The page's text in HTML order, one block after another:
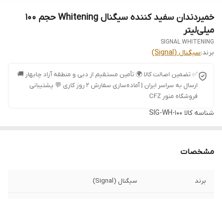
خمیردندان سفید کننده سیگنال Whitening حجم 100
میلی‌لیتر
SIGNAL WHITENING
برند:سیگنال (Signal)
✅ تضمین اصالت کالا 🌍 تأمین مستقیم از دبی و منطقه آزاد چابهار 🚚
ارسال به سراسر ایران | آماده‌سازی سفارش ۲ روز کاری 💬 پشتیبانی
فروشگاه منور CFZ
شناسه کالا SIG-WH-100
مشخصات
برند سیگنال (Signal)